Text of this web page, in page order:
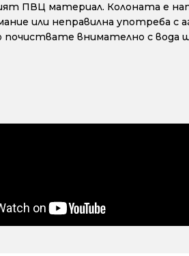
ПВЦ материал. Колоната е
или неправилна употреба с
внимателно с вода